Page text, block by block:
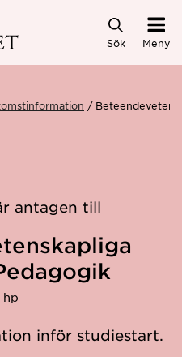
Sök Meny
antagen till
hp
inför studiestart.